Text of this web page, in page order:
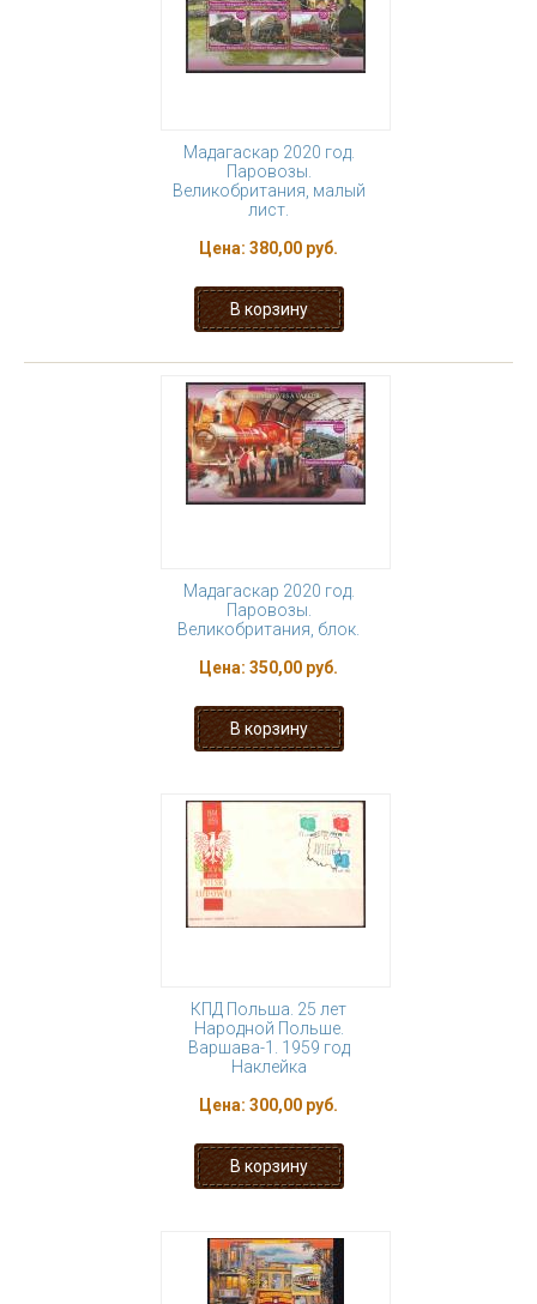
Мадагаскар 2020 год.
Паровозы.
Великобритания, малый
лист.
Цена: 380,00 руб.
Мадагаскар 2020 год.
Паровозы.
Великобритания, блок.
Цена: 350,00 руб.
КПД Польша. 25 лет
Народной Польше.
Варшава-1. 1959 год
Наклейка
Цена: 300,00 руб.